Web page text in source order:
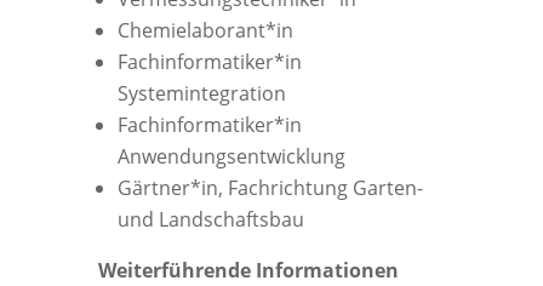
Chemielaborant*in
Fachinformatiker*in
Systemintegration
Fachinformatiker*in
Anwendungsentwicklung
Gärtner*in, Fachrichtung Garten-
und Landschaftsbau
Weiterführende Informationen